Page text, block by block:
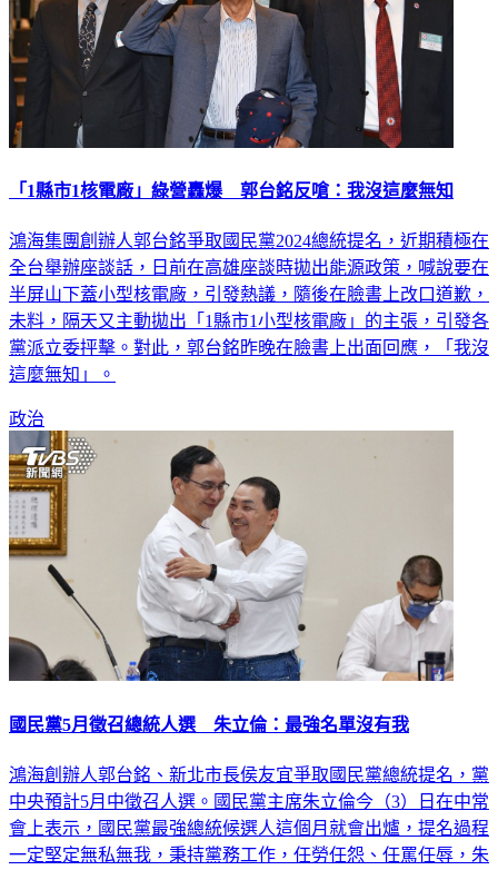
鴻海集團創辦人郭台銘爭取國民黨2024總統提名，近期積極在
全台舉辦座談話，日前在高雄座談時拋出能源政策，喊說要在
半屏山下蓋小型核電廠，引發熱議，隨後在臉書上改口道歉，
未料，隔天又主動拋出「1縣市1小型核電廠」的主張，引發各
黨派立委抨擊。對此，郭台銘昨晚在臉書上出面回應，「我沒
政治
鴻海創辦人郭台銘、新北市長侯友宜爭取國民黨總統提名，黨
中央預計5月中徵召人選。國民黨主席朱立倫今（3）日在中常
會上表示，國民黨最強總統候選人這個月就會出爐，提名過程